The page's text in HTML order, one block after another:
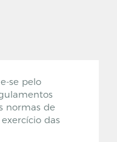
se pelo
normas de
das